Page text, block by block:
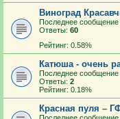
Виноград
Последнее сообщение
Ответы: 60
Рейтинг: 0.58%
Катюша - очень
Последнее сообщение
Ответы: 2
Рейтинг: 0.18%
Красная пуля –